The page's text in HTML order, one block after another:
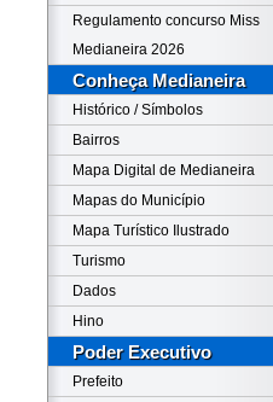
Regulamento concurso Miss
Medianeira 2026
Conheça Medianeira
Histórico / Símbolos
Bairros
Mapa Digital de Medianeira
Mapas do Município
Mapa Turístico Ilustrado
Turismo
Dados
Hino
Poder Executivo
Prefeito